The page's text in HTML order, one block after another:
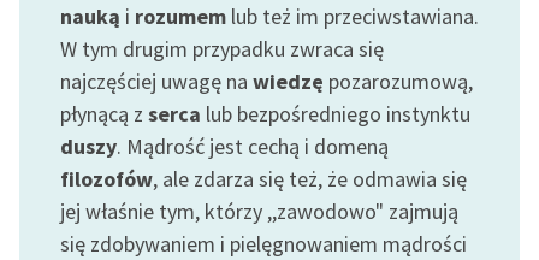
nauką i rozumem lub też im przeciwstawiana.
W tym drugim przypadku zwraca się
najczęściej uwagę na wiedzę pozarozumową,
płynącą z serca lub bezpośredniego instynktu
duszy. Mądrość jest cechą i domeną
filozofów, ale zdarza się też, że odmawia się
jej właśnie tym, którzy ,,zawodowo" zajmują
się zdobywaniem i pielęgnowaniem mądrości